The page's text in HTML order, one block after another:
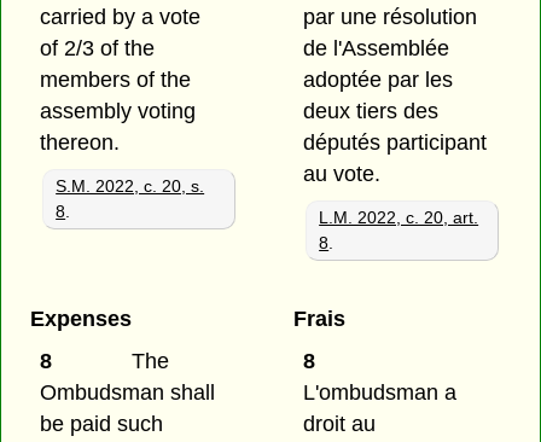
carried by a vote
of 2/3 of the
members of the
assembly voting
thereon.
S.M. 2022, c. 20, s.
8
par une résolution
de l'Assemblée
adoptée par les
deux tiers des
députés participant
au vote.
L.M. 2022, c. 20, art.
8
Expenses
8
The
Ombudsman shall
be paid such
Frais
8
L'ombudsman a
droit au